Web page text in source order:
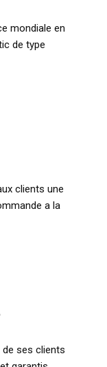
mondiale en
de type
clients une
a la
de ses clients